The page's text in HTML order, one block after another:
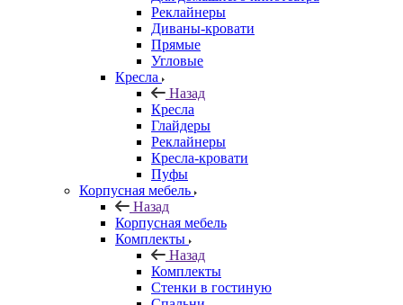
Реклайнеры
Диваны-кровати
Прямые
Угловые
Кресла
Назад
Кресла
Глайдеры
Реклайнеры
Кресла-кровати
Пуфы
Корпусная мебель
Назад
Корпусная мебель
Комплекты
Назад
Комплекты
Стенки в гостиную